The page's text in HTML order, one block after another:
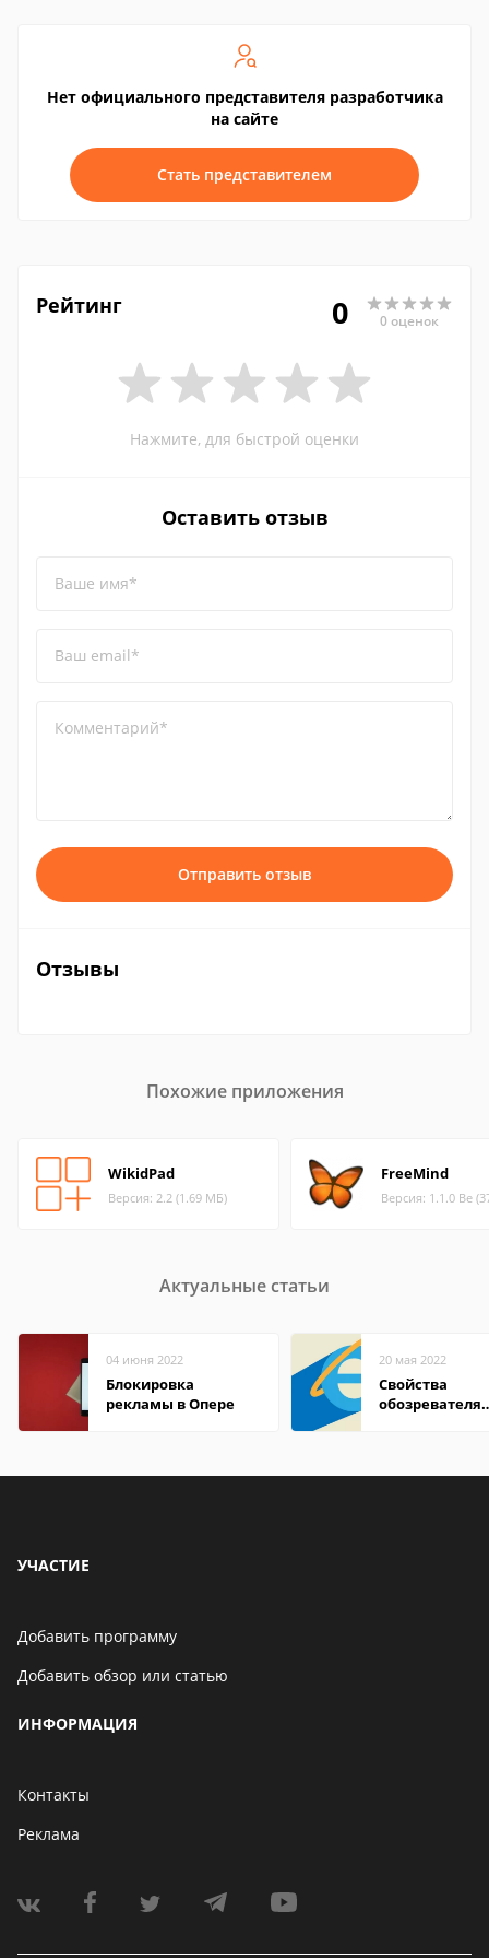
Нет официального представителя разработчика
на сайте
Стать представителем
Рейтинг 0 0 оценок
Нажмите, для быстрой оценки
Оставить отзыв
Ваше имя*
Ваш email*
Комментарий*
Отправить отзыв
Отзывы
Похожие приложения
WikidPad
Версия: 2.2 (1.69 МБ)
FreeMind
Версия: 1.1.0 Be
Актуальные статьи
04 июня 2022
Блокировка
рекламы в Опере
20 мая 2022
Свойства
обозревателя
УЧАСТИЕ
Добавить программу
Добавить обзор или статью
ИНФОРМАЦИЯ
Контакты
Реклама